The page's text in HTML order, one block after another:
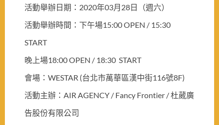
活動舉辦日期：2020年03月28日（週六）
活動舉辦時間：下午場15:00 OPEN / 15:30
START
晚上場18:00 OPEN / 18:30 START
會場：WESTAR (台北市萬華區漢中街116號8F)
活動主辦：AIR AGENCY / Fancy Frontier / 杜葳廣
告股份有限公司